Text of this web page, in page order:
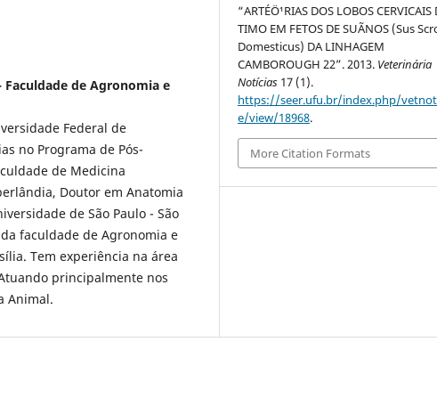
de Agronomia e
Federal de
no Programa de Pós-
de Medicina
Doutor em Anatomia
de São Paulo - São
faculdade de Agronomia e
Tem experiência na área
principalmente nos
Animal.
“ARTÉÖ¹RIAS DOS LOBOS CERVICAIS
TIMO EM FETOS DE SUÃNOS (Sus
Domesticus) DA LINHAGEM
CAMBOROUGH 22”. 2013. Veterinária
Notícias 17 (1).
https://seer.ufu.br/index.php/
e/view/18968.
More Citation Formats